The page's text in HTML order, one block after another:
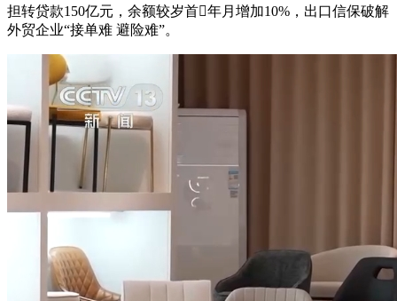
担转贷款150亿元，余额较岁首年月增加10%，出口信保破解
外贸企业“接单难 避险难”。